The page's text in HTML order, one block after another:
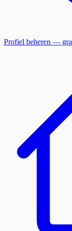
Profiel beheren —